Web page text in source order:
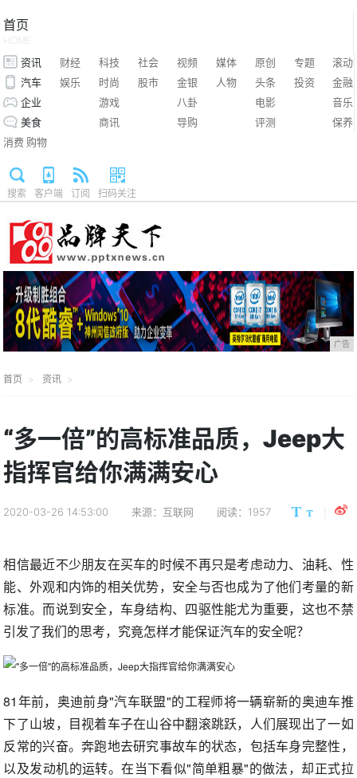
首页
HOME
资讯 财经 科技 社会 视频 媒体 原创 专题
滚动
汽车
娱乐 时尚 股市 金银 人物 头条 投资
金融
企业
游戏 八卦 电影
音乐
美食
商讯 导购 评测
保养
消费 购物
搜索 客户端 订阅 扫码关注
广告
首页 资讯
“多一倍”的高标准品质，Jeep大
指挥官给你满满安心
2020-03-26 14:53:00 来源：互联网 阅读：1957
相信最近不少朋友在买车的时候不再只是考虑动力、油耗、性
能、外观和内饰的相关优势，安全与否也成为了他们考量的新
标准。而说到安全，车身结构、四驱性能尤为重要，这也不禁
引发了我们的思考，究竟怎样才能保证汽车的安全呢？
81年前，奥迪前身"汽车联盟"的工程师将一辆崭新的奥迪车推
下了山坡，目视着车子在山谷中翻滚跳跃，人们展现出了一如
反常的兴奋。奔跑地去研究事故车的状态，包括车身完整性，
以及发动机的运转。在当下看似"简单粗暴"的做法，却正式拉